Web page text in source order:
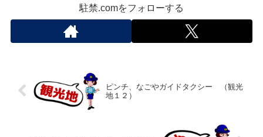
駐禁.comをフォローする
ピンチ、なごやガイドタクシー （観光
地１２）